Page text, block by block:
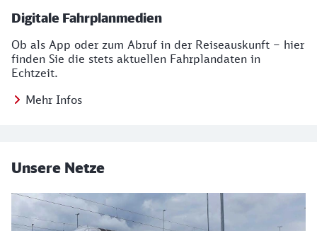
Digitale Fahrplanmedien
Ob als App oder zum Abruf in der Reiseauskunft – hier
finden Sie die stets aktuellen Fahrplandaten in
Echtzeit.
Mehr Infos
Unsere Netze